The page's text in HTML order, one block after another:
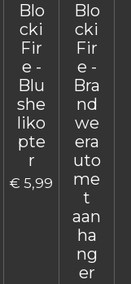
Blo
cki
Fir
e -
Blu
she
liko
pte
r
€ 5,99
Blo
cki
Fir
e -
Bra
nd
we
era
uto
me
t
aan
ha
ng
er